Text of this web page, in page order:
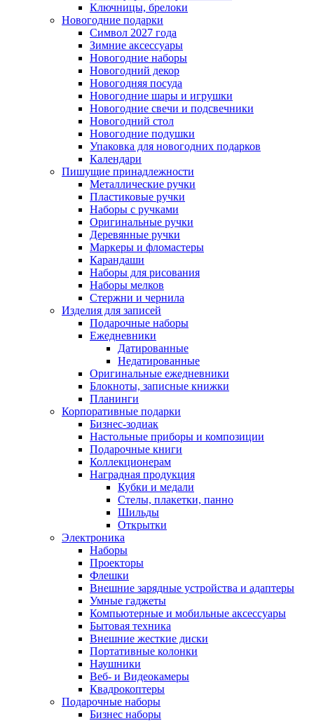
Ключницы, брелоки
Новогодние подарки
Символ 2027 года
Зимние аксессуары
Новогодние наборы
Новогодний декор
Новогодняя посуда
Новогодние шары и игрушки
Новогодние свечи и подсвечники
Новогодний стол
Новогодние подушки
Упаковка для новогодних подарков
Календари
Пишущие принадлежности
Металлические ручки
Пластиковые ручки
Наборы с ручками
Оригинальные ручки
Деревянные ручки
Маркеры и фломастеры
Карандаши
Наборы для рисования
Наборы мелков
Стержни и чернила
Изделия для записей
Подарочные наборы
Ежедневники
Датированные
Недатированные
Оригинальные ежедневники
Блокноты, записные книжки
Планинги
Корпоративные подарки
Бизнес-зодиак
Настольные приборы и композиции
Подарочные книги
Коллекционерам
Наградная продукция
Кубки и медали
Стелы, плакетки, панно
Шильды
Открытки
Электроника
Наборы
Проекторы
Флешки
Внешние зарядные устройства и адаптеры
Умные гаджеты
Компьютерные и мобильные аксессуары
Бытовая техника
Внешние жесткие диски
Портативные колонки
Наушники
Веб- и Видеокамеры
Квадрокоптеры
Подарочные наборы
Бизнес наборы